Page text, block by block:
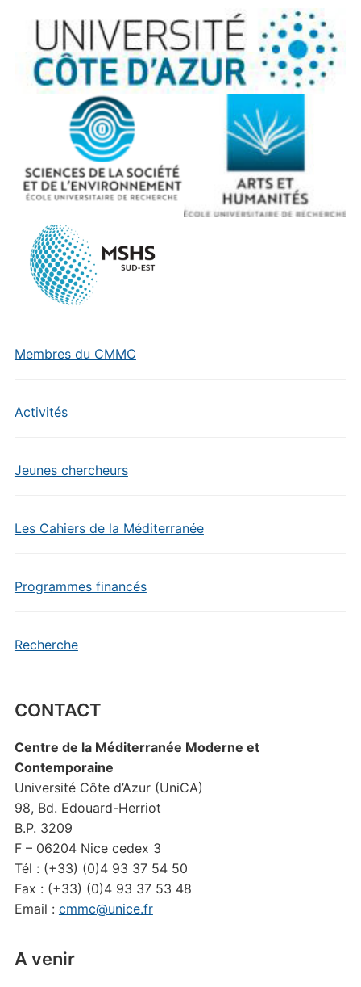
Membres du CMMC
Activités
Jeunes chercheurs
Les Cahiers de la Méditerranée
Programmes financés
Recherche
CONTACT
Centre de la Méditerranée Moderne et
Contemporaine
Université Côte d’Azur (UniCA)
98, Bd. Edouard-Herriot
B.P. 3209
F – 06204 Nice cedex 3
Tél : (+33) (0)4 93 37 54 50
Fax : (+33) (0)4 93 37 53 48
Email : cmmc@unice.fr
A venir